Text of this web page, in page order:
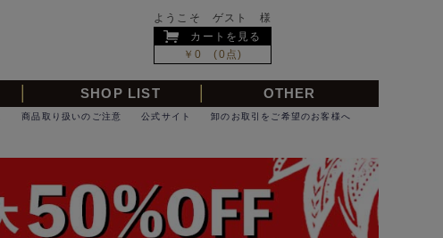
ようこそ ゲスト 様
カートを見る
￥0 (0点)
SHOP LIST OTHER
卸のお取引をご希望のお客様へ
公式サイト
商品取り扱いのご注意